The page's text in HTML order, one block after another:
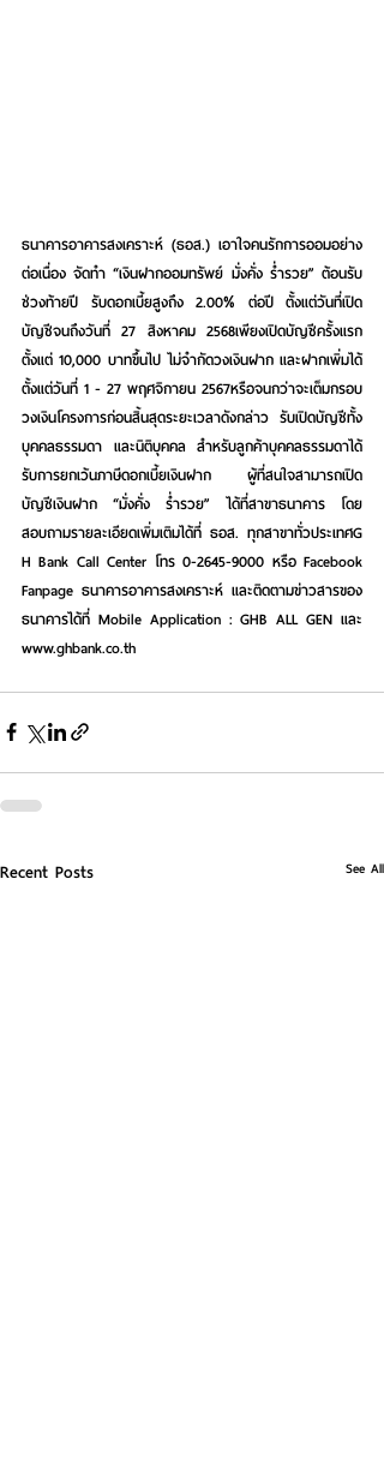
ธนาคารอาคารสงเคราะห์ (ธอส.) เอาใจคนรักการออมอย่าง
ต่อเนื่อง จัดทำ “เงินฝากออมทรัพย์ มั่งคั่ง ร่ำรวย” ต้อนรับ
ช่วงท้ายปี รับดอกเบี้ยสูงถึง 2.00% ต่อปี ตั้งแต่วันที่เปิด
บัญชีจนถึงวันที่ 27 สิงหาคม 2568เพียงเปิดบัญชีครั้งแรก
ตั้งแต่ 10,000 บาทขึ้นไป ไม่จำกัดวงเงินฝาก และฝากเพิ่มได้
ตั้งแต่วันที่ 1 - 27 พฤศจิกายน 2567หรือจนกว่าจะเต็มกรอบ
วงเงินโครงการก่อนสิ้นสุดระยะเวลาดังกล่าว รับเปิดบัญชีทั้ง
บุคคลธรรมดา และนิติบุคคล สำหรับลูกค้าบุคคลธรรมดาได้
รับการยกเว้นภาษีดอกเบี้ยเงินฝาก ผู้ที่สนใจสามารถเปิด
บัญชีเงินฝาก “มั่งคั่ง ร่ำรวย” ได้ที่สาขาธนาคาร โดย
สอบถามรายละเอียดเพิ่มเติมได้ที่ ธอส. ทุกสาขาทั่วประเทศG
H Bank Call Center โทร 0-2645-9000 หรือ Facebook
Fanpage ธนาคารอาคารสงเคราะห์ และติดตามข่าวสารของ
www.ghbank.co.th
Recent Posts See All